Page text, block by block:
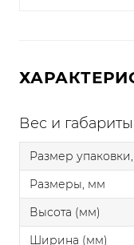
Вес и габариты
Размер
Размеры, мм
Высота (мм)
Ширина (мм)